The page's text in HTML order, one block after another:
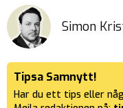
Simon
Tipsa Samnytt!
Har du ett tips eller